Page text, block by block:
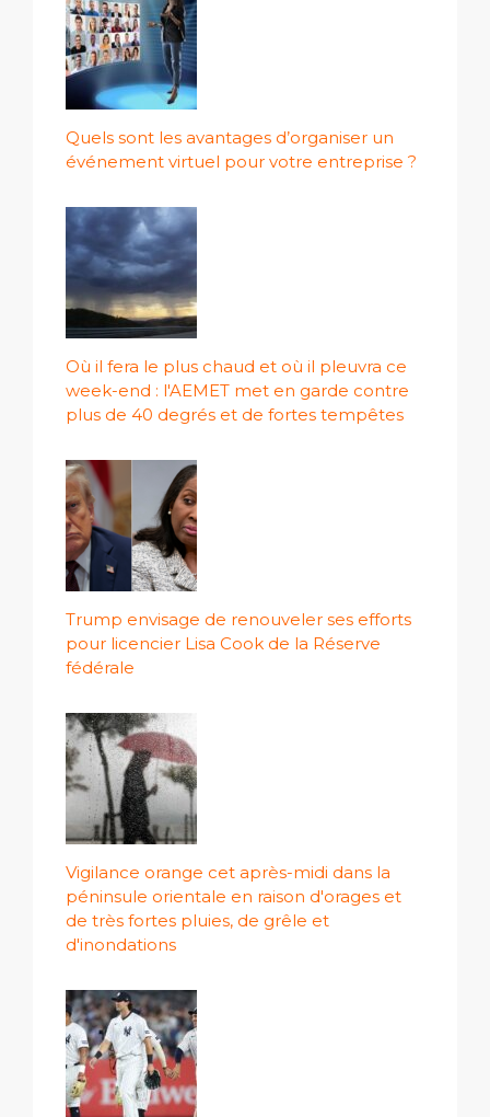
Quels sont les avantages d’organiser un
événement virtuel pour votre entreprise ?
Où il fera le plus chaud et où il pleuvra ce
week-end : l'AEMET met en garde contre
plus de 40 degrés et de fortes tempêtes
Trump envisage de renouveler ses efforts
pour licencier Lisa Cook de la Réserve
fédérale
Vigilance orange cet après-midi dans la
péninsule orientale en raison d'orages et
de très fortes pluies, de grêle et
d'inondations